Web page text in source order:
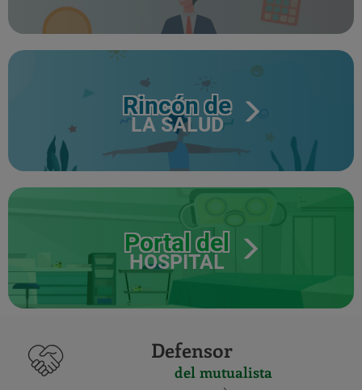
Rincón de
LA SALUD
Portal del
HOSPITAL
Defensor
del mutualista